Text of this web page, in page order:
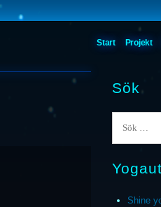
Start Projekt
Sök
Shine